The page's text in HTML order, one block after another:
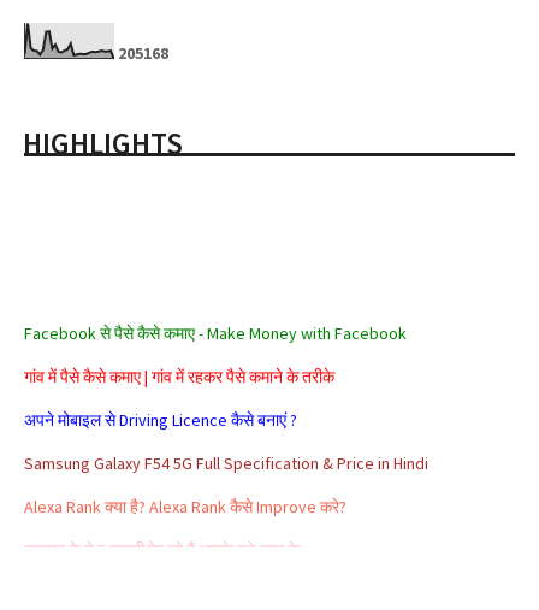
205168
HIGHLIGHTS
Facebook से पैसे कैसे कमाए - Make Money with Facebook
गांव में पैसे कैसे कमाए | गांव में रहकर पैसे कमाने के तरीके
अपने मोबाइल से Driving Licence कैसे बनाएं ?
Alexa Rank क्या है? Alexa Rank कैसे Improve करे?
सरकार के ये 5 जरूरी ऐप जो हैं आपके बड़े काम के